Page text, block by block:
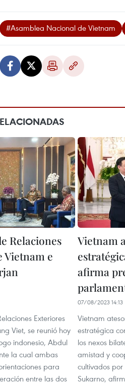
#Asamblea Nacional de Vietnam
Relaciones
Vietnam e
Exteriores
Viet, se reunió hoy
indonesio, Abdul
la cual ambas
para
entre las dos
Vietnam
afirma
07/08/2023 14:13
Vietnam
estratégica
los nexos
amistad y
cultivados
Sukarno,